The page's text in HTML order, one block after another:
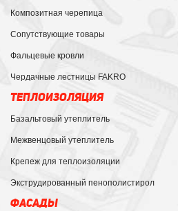
Композитная черепица
Сопутствующие товары
Фальцевые кровли
Чердачные лестницы FAKRO
ТЕПЛОИЗОЛЯЦИЯ
Базальтовый утеплитель
Межвенцовый утеплитель
Крепеж для теплоизоляции
Экструдированный пенополистирол
ФАСАДЫ